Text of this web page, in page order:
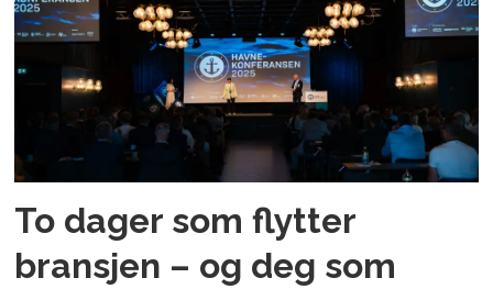
To dager som flytter
bransjen – og deg som